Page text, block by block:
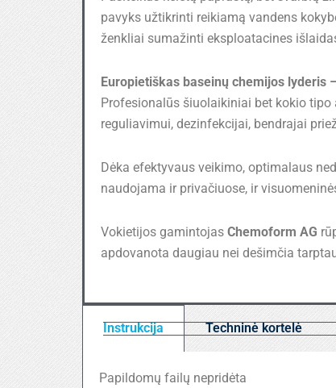
pavyks užtikrinti reikiamą vandens
ženkliai sumažinti eksploatacines
Europietiškas baseinų chemijos lyderis
Profesionalūs šiuolaikiniai bet kokio
reguliavimui, dezinfekcijai, bendrajai
Dėka efektyvaus veikimo, optimalaus
naudojama ir privačiuose, ir
Vokietijos gamintojas Chemoform AG
apdovanota daugiau nei dešimčia
Instrukcija Techninė kortelė
Papildomų failų nepridėta